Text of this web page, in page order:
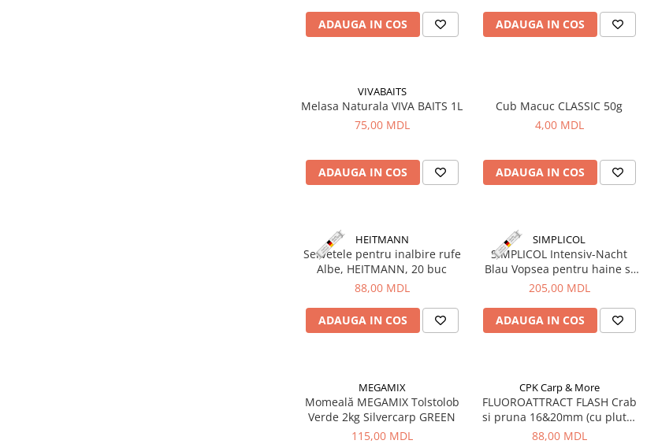
ADAUGA IN COS ADAUGA IN COS
VIVABAITS
Melasa Naturala VIVA BAITS 1L
75,00 MDL
ADAUGA IN COS
Cub Macuc CLASSIC 50g
4,00 MDL
ADAUGA IN COS
HEITMANN
Servetele pentru inalbire rufe
Albe, HEITMANN, 20 buc
88,00 MDL
ADAUGA IN COS
SIMPLICOL
SIMPLICOL Intensiv-Nacht
Blau Vopsea pentru haine si
textile in masina de spalat,
205,00 MDL
ADAUGA IN COS
MEGAMIX
Momeală MEGAMIX Tolstolob
Verde 2kg Silvercarp GREEN
115,00 MDL
CPK Carp & More
FLUOROATTRACT FLASH Crab
si pruna 16&20mm (cu pluta)
CPK
88,00 MDL